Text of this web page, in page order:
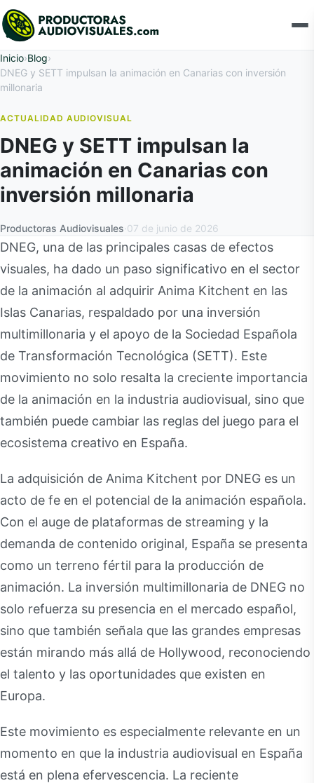
Inicio›Blog›
DNEG y SETT impulsan la animación en Canarias con inversión
millonaria
ACTUALIDAD AUDIOVISUAL
DNEG y SETT impulsan la
animación en Canarias con
inversión millonaria
Productoras Audiovisuales·07 de junio de 2026
DNEG, una de las principales casas de efectos
visuales, ha dado un paso significativo en el sector
de la animación al adquirir Anima Kitchent en las
Islas Canarias, respaldado por una inversión
multimillonaria y el apoyo de la Sociedad Española
de Transformación Tecnológica (SETT). Este
movimiento no solo resalta la creciente importancia
de la animación en la industria audiovisual, sino que
también puede cambiar las reglas del juego para el
ecosistema creativo en España.
La adquisición de Anima Kitchent por DNEG es un
acto de fe en el potencial de la animación española.
Con el auge de plataformas de streaming y la
demanda de contenido original, España se presenta
como un terreno fértil para la producción de
animación. La inversión multimillonaria de DNEG no
solo refuerza su presencia en el mercado español,
sino que también señala que las grandes empresas
están mirando más allá de Hollywood, reconociendo
el talento y las oportunidades que existen en
Europa.
Este movimiento es especialmente relevante en un
momento en que la industria audiovisual en España
está en plena efervescencia. La reciente